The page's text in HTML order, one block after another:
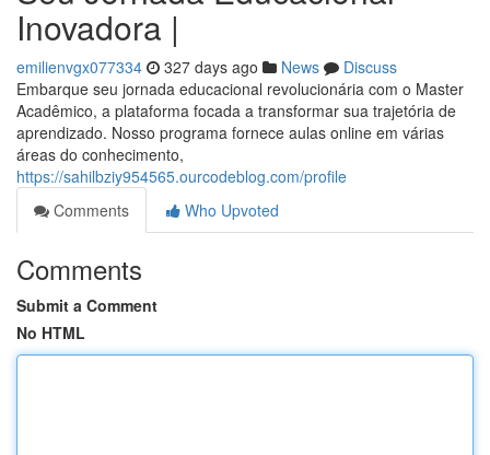
Inovadora |
emilienvgx077334 327 days ago News
Discuss
Embarque seu jornada educacional revolucionária com o Master
Acadêmico, a plataforma focada a transformar sua trajetória de
aprendizado. Nosso programa fornece aulas online em várias
áreas do conhecimento,
https://sahilbziy954565.ourcodeblog.com/profile
Comments
Who Upvoted
Comments
Submit a Comment
No HTML